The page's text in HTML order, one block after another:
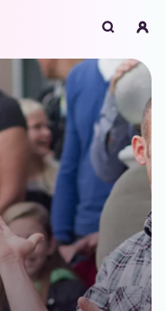
ontdekken,
één
Download
Download
Download